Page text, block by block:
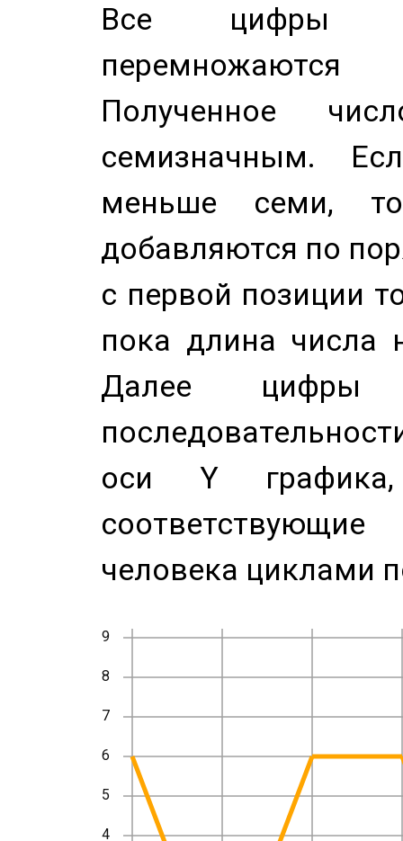
Все цифры
Полученное
семизначным.
меньше семи,
добавляются по
с первой позиции
пока длина числа
Далее цифры
оси Y
человека циклами